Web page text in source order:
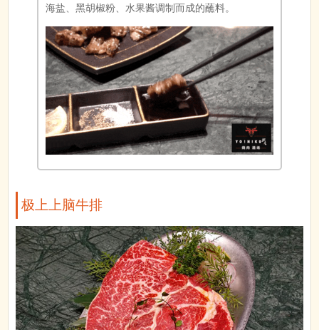
海盐、黑胡椒粉、水果酱调制而成的蘸料。
极上上脑牛排